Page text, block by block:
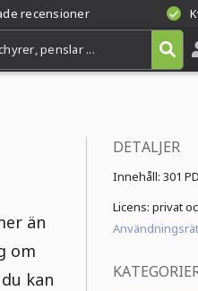
recensioner
än
om
kan
DETALJER
Innehåll:301
Licens: privat